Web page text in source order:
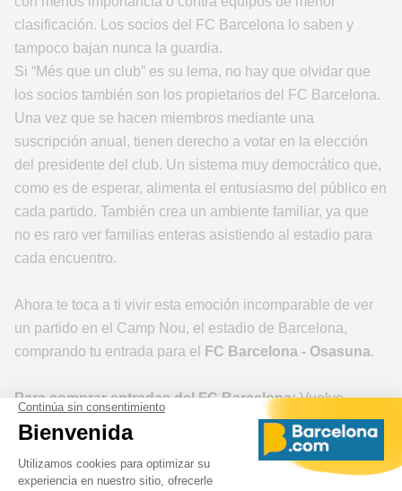
clasificación. Los socios del FC Barcelona lo saben y
tampoco bajan nunca la guardia.
Si “Més que un club” es su lema, no hay que olvidar que
los socios también son los propietarios del FC Barcelona.
Una vez que se hacen miembros mediante una
suscripción anual, tienen derecho a votar en la elección
del presidente del club. Un sistema muy democrático que,
como es de esperar, alimenta el entusiasmo del público en
cada partido. También crea un ambiente familiar, ya que
no es raro ver familias enteras asistiendo al estadio para
cada encuentro.
Ahora te toca a ti vivir esta emoción incomparable de ver
un partido en el Camp Nou, el estadio de Barcelona,
comprando tu entrada para el
FC Barcelona - Osasuna.
Para comprar entradas del FC Barcelona:Vuelve
regularmente a esta página, ya que ponemos las entradas
a la venta en función de su disponibilidad. Si un día no
hay entradas disponibles, puede que al día siguiente sí